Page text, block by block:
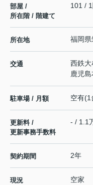
部屋 /
所在階 / 階建て
101 /
所在地 福岡県
交通 西鉄大
鹿児
駐車場 / 月額 空有
更新料 /
更新事務手数料
- / 1.1
契約期間 2年
現況 空家